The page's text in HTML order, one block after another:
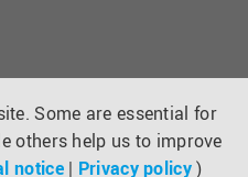
Some are essential for
others help us to improve
notice | Privacy policy)